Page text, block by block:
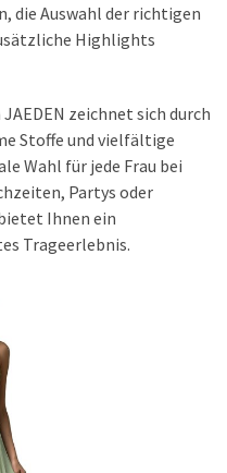
die Auswahl der richtigen
Highlights
zeichnet sich durch
Stoffe und vielfältige
Wahl für jede Frau bei
Partys oder
Ihnen ein
Trageerlebnis.